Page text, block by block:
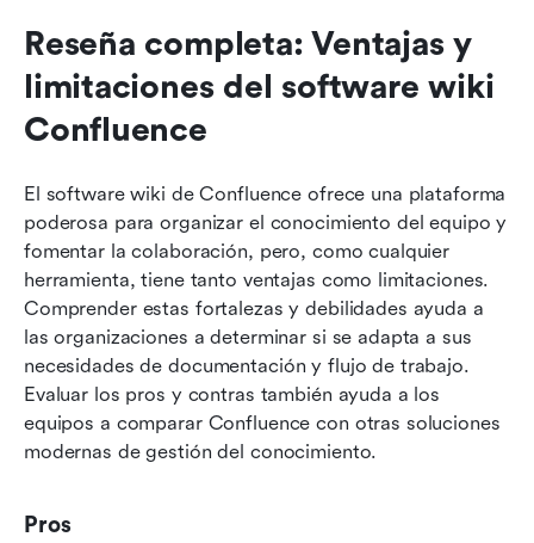
Reseña completa: Ventajas y
limitaciones del software wiki
Confluence
El software wiki de Confluence ofrece una plataforma
poderosa para organizar el conocimiento del equipo y
fomentar la colaboración, pero, como cualquier
herramienta, tiene tanto ventajas como limitaciones.
Comprender estas fortalezas y debilidades ayuda a
las organizaciones a determinar si se adapta a sus
necesidades de documentación y flujo de trabajo.
Evaluar los pros y contras también ayuda a los
equipos a comparar Confluence con otras soluciones
modernas de gestión del conocimiento.
Pros